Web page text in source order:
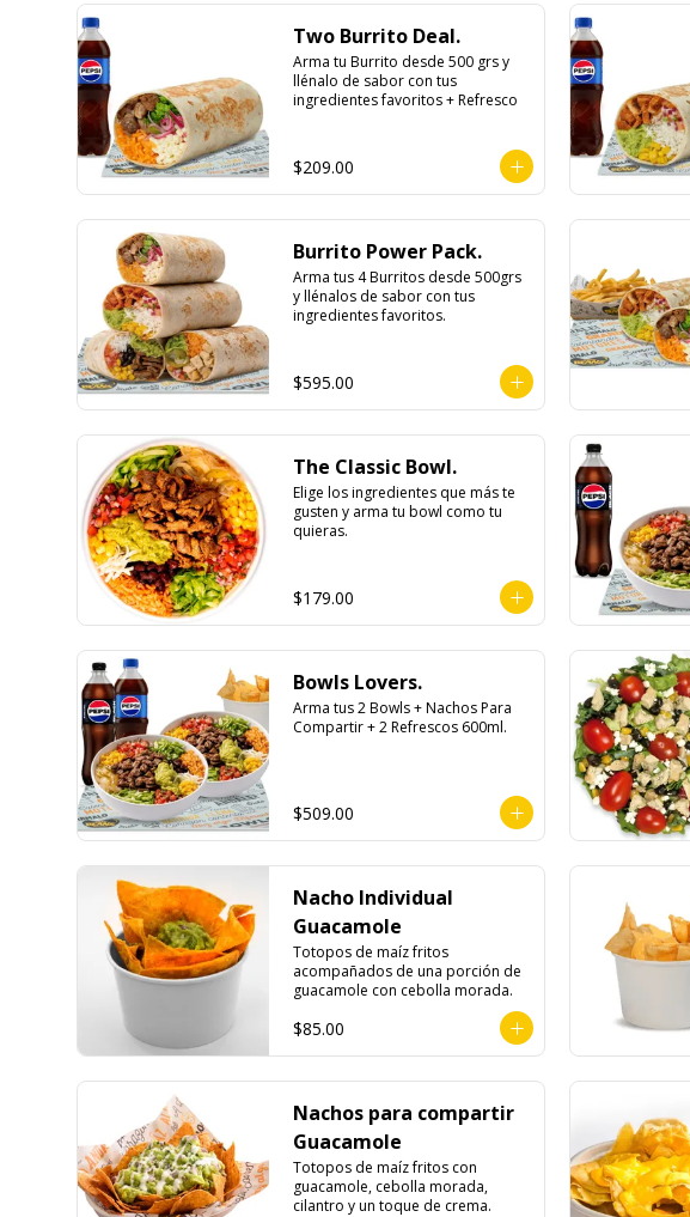
Two Burrito Deal.
Arma tu Burrito desde 500 grs y
llénalo de sabor con tus
ingredientes favoritos + Refresco
$209.00
Burrito Power Pack.
Arma tus 4 Burritos desde 500grs
y llénalos de sabor con tus
ingredientes favoritos.
$595.00
The Classic Bowl.
Elige los ingredientes que más te
gusten y arma tu bowl como tu
quieras.
$179.00
Bowls Lovers.
Arma tus 2 Bowls + Nachos Para
Compartir + 2 Refrescos 600ml.
$509.00
Nacho Individual
Guacamole
Totopos de maíz fritos
acompañados de una porción de
guacamole con cebolla morada.
$85.00
Nachos para compartir
Guacamole
Totopos de maíz fritos con
guacamole, cebolla morada,
cilantro y un toque de crema.